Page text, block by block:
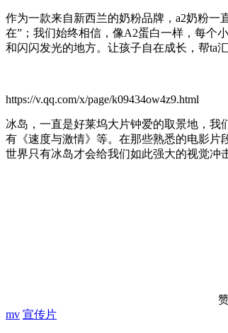
作为一款来自新西兰的奶粉品牌，a2奶粉一
在”；我们始终相信，像A2蛋白一样，每个
和闪闪发光的地方。让孩子自在成长，帮ta
https://v.qq.com/x/page/k09434ow4z9.html
冰岛，一直是好莱坞大片钟爱的取景地，
有《速度与激情》等。在那些熟悉的电影片
世界只有冰岛才会给我们如此强大的视觉冲
mv 宣传片